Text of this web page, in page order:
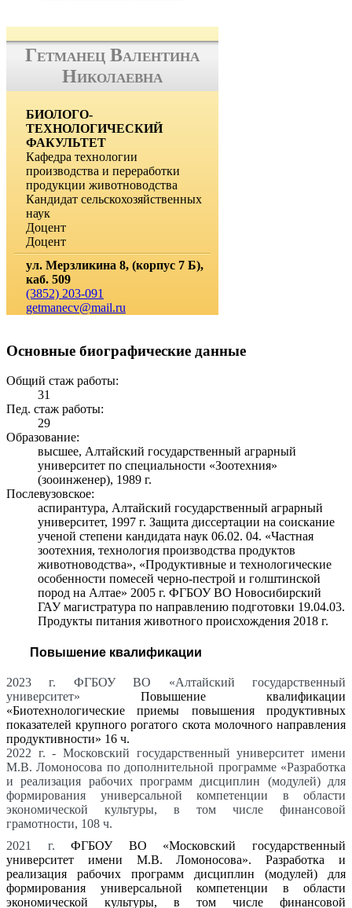
Гетманец Валентина
Николаевна
БИОЛОГО-
ТЕХНОЛОГИЧЕСКИЙ
ФАКУЛЬТЕТ
Кафедра технологии
производства и переработки
продукции животноводства
Кандидат сельскохозяйственных
наук
Доцент
Доцент
ул. Мерзликина 8, (корпус 7 Б),
каб. 509
(3852) 203-091
getmanecv@mail.ru
Основные биографические данные
Общий стаж работы:
31
Пед. стаж работы:
29
Образование:
высшее, Алтайский государственный аграрный
университет по специальности «Зоотехния»
(зооинженер), 1989 г.
Послевузовское:
аспирантура, Алтайский государственный аграрный
университет, 1997 г. Защита диссертации на соискание
ученой степени кандидата наук 06.02. 04. «Частная
зоотехния, технология производства продуктов
животноводства», «Продуктивные и технологические
особенности помесей черно-пестрой и голштинской
пород на Алтае» 2005 г. ФГБОУ ВО Новосибирский
ГАУ магистратура по направлению подготовки 19.04.03.
Продукты питания животного происхождения 2018 г.
Повышение квалификации
2023 г. ФГБОУ ВО «Алтайский государственный
университет» Повышение квалификации
«Биотехнологические приемы повышения продуктивных
показателей крупного рогатого скота молочного направления
продуктивности» 16 ч.
2022 г. - Московский государственный университет имени
М.В. Ломоносова по дополнительной программе «Разработка
и реализация рабочих программ дисциплин (модулей) для
формирования универсальной компетенции в области
экономической культуры, в том числе финансовой
грамотности, 108 ч.
2021 г. ФГБОУ ВО «Московский государственный
университет имени М.В. Ломоносова».Разработка и
реализация рабочих программ дисциплин (модулей) для
формирования универсальной компетенции в области
экономической культуры, в том числе финансовой